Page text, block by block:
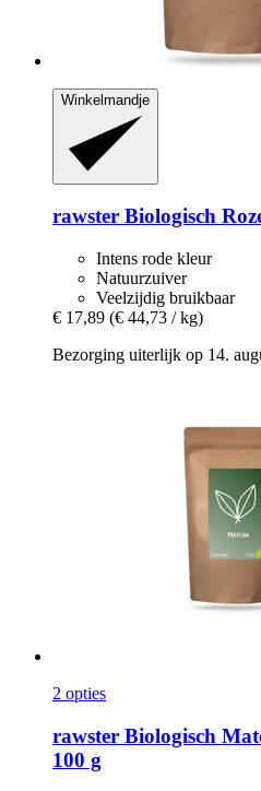
Winkelmandje
rawster Biologisch
Intens rode kleur
Natuurzuiver
Veelzijdig bruikbaar
€ 17,89 (€ 44,73 / kg)
Bezorging uiterlijk op 14.
2 opties
rawster Biologisch
100 g